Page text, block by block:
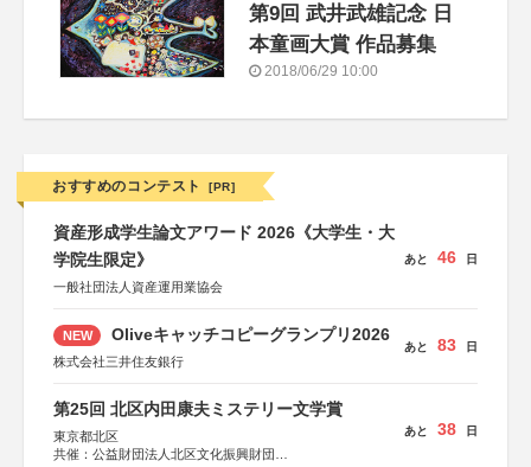
第9回 武井武雄記念 日
本童画大賞 作品募集
2018/06/29 10:00
おすすめのコンテスト [PR]
資産形成学生論文アワード 2026《大学生・大
学院生限定》
一般社団法人資産運用業協会
あと 46 日
NEW Oliveキャッチコピーグランプリ2026
株式会社三井住友銀行
あと 83 日
第25回 北区内田康夫ミステリー文学賞
東京都北区
共催：公益財団法人北区文化振興財団
あと 38 日